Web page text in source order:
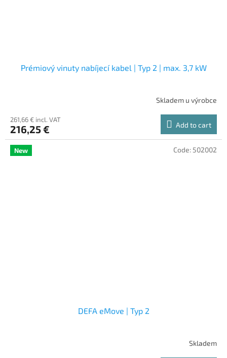
Prémiový vinuty nabíjecí kabel | Typ 2 | max. 3,7 kW
Skladem u výrobce
261,66 € incl. VAT
216,25 € Add to cart
New
DEFA eMove | Typ 2
Skladem
Code:502002